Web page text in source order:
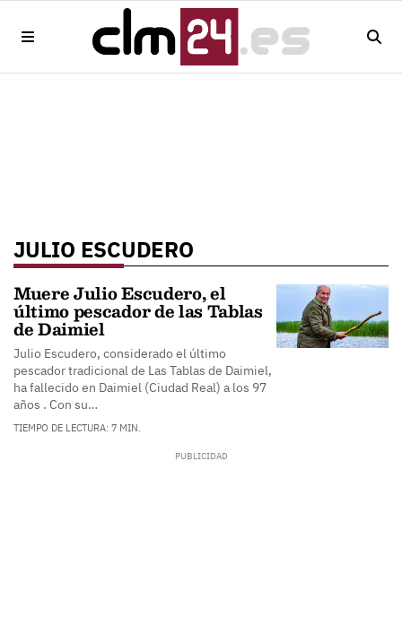
JULIO ESCUDERO
Muere Julio Escudero, el
último pescador de las Tablas
de Daimiel
Julio Escudero, considerado el último
pescador tradicional de Las Tablas de Daimiel,
ha fallecido en Daimiel (Ciudad Real) a los 97
años . Con su…
TIEMPO DE LECTURA: 7 MIN.